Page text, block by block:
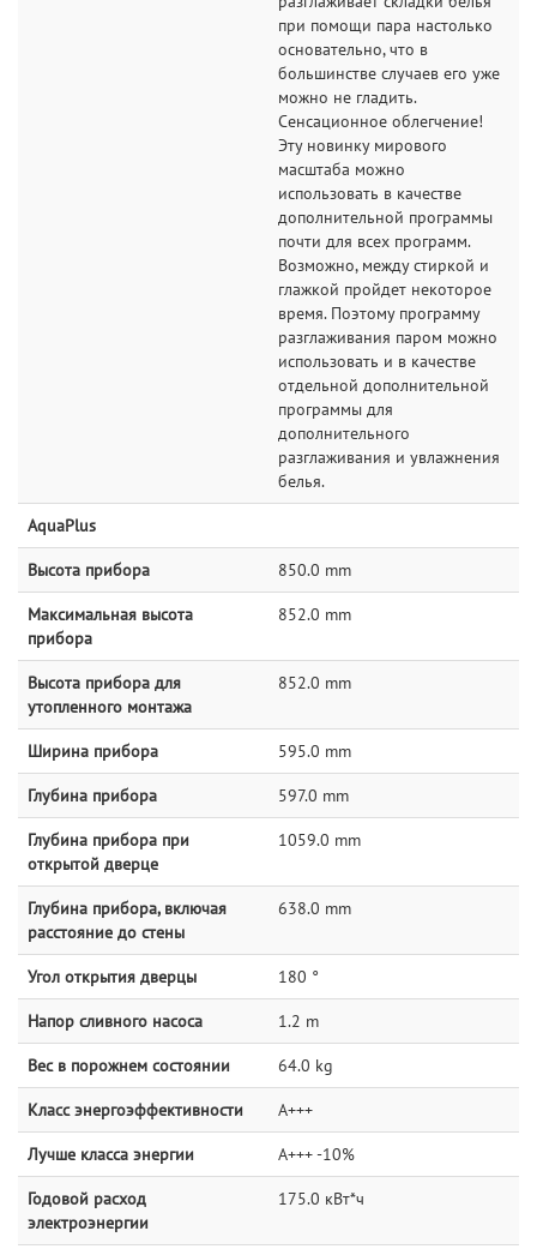
при помощи пара настолько
основательно, что в
большинстве случаев его уже
можно не гладить.
Сенсационное облегчение!
Эту новинку мирового
масштаба можно
использовать в качестве
дополнительной программы
почти для всех программ.
Возможно, между стиркой и
глажкой пройдет некоторое
время. Поэтому программу
разглаживания паром можно
использовать и в качестве
отдельной дополнительной
программы для
дополнительного
разглаживания и увлажнения
белья.
AquaPlus
Высота прибора 850.0 mm
Максимальная высота
прибора
852.0 mm
Высота прибора для
утопленного монтажа
852.0 mm
Ширина прибора 595.0 mm
Глубина прибора 597.0 mm
Глубина прибора при
открытой дверце
1059.0 mm
Глубина прибора, включая
расстояние до стены
638.0 mm
Угол открытия дверцы 180 °
Напор сливного насоса 1.2 m
Вес в порожнем состоянии 64.0 kg
Класс энергоэффективности A+++
Лучше класса энергии A+++ -10%
Годовой расход
электроэнергии
175.0 кВт*ч